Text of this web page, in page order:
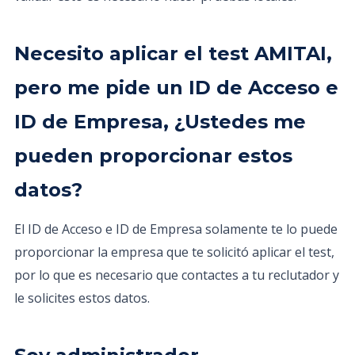
Necesito aplicar el test AMITAI,
pero me pide un ID de Acceso e
ID de Empresa, ¿Ustedes me
pueden proporcionar estos
datos?
El ID de Acceso e ID de Empresa solamente te lo puede
proporcionar la empresa que te solicitó aplicar el test,
por lo que es necesario que contactes a tu reclutador y
le solicites estos datos.